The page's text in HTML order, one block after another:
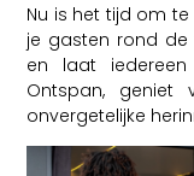
Nu is het tijd om
je gasten rond de
en laat
Ontspan, geniet
onvergetelijke